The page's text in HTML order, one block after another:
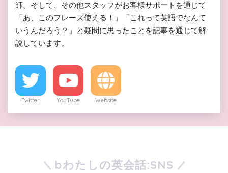
師、そして、その他スタッフがお客様サポートを通じて
「あ、このフレーズ使える！」「これって英語でなんて
いうんだろう？」と疑問に思ったことを記事を通じて解
説しています。
Twitter YouTube Website
bわたしの英会話:SNS